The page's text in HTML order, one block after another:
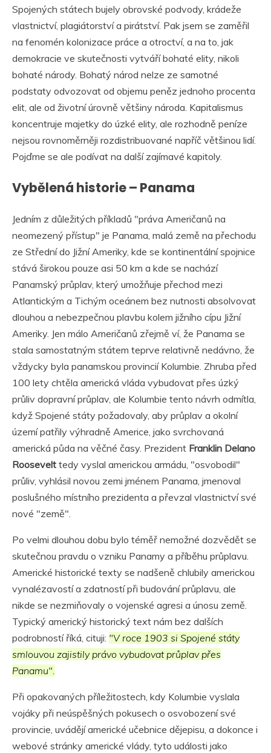
Spojených státech bujely obrovské podvody, krádeže
vlastnictví, plagiátorství a pirátství. Pak jsem se zaměřil
na fenomén kolonizace práce a otroctví, a na to, jak
demokracie ve skutečnosti vytváří bohaté elity, nikoli
bohaté národy. Bohatý národ nelze ze samotné
podstaty odvozovat od objemu peněz jednoho procenta
elit, ale od životní úrovně většiny národa. Kapitalismus
koncentruje majetky do úzké elity, ale rozhodně peníze
nejsou rovnoměrněji rozdistribuované napříč většinou lidí.
Pojďme se ale podívat na další zajímavé kapitoly.
Vybělená historie – Panama
Jedním z důležitých příkladů "práva Američanů na
neomezený přístup" je Panama, malá země na přechodu
ze Střední do Jižní Ameriky, kde se kontinentální spojnice
stává širokou pouze asi 50 km a kde se nachází
Panamský průplav, který umožňuje přechod mezi
Atlantickým a Tichým oceánem bez nutnosti absolvovat
dlouhou a nebezpečnou plavbu kolem jižního cípu Jižní
Ameriky. Jen málo Američanů zřejmě ví, že Panama se
stala samostatným státem teprve relativně nedávno, že
vždycky byla panamskou provincií Kolumbie. Zhruba před
100 lety chtěla americká vláda vybudovat přes úzký
průliv dopravní průplav, ale Kolumbie tento návrh odmítla,
když Spojené státy požadovaly, aby průplav a okolní
území patřily výhradně Americe, jako svrchovaná
americká půda na věčné časy. Prezident Franklin Delano
Roosevelt tedy vyslal americkou armádu, "osvobodil"
průliv, vyhlásil novou zemi jménem Panama, jmenoval
poslušného místního prezidenta a převzal vlastnictví své
nové "země".
Po velmi dlouhou dobu bylo téměř nemožné dozvědět se
skutečnou pravdu o vzniku Panamy a příběhu průplavu.
Americké historické texty se nadšeně chlubily americkou
vynalézavostí a zdatností při budování průplavu, ale
nikde se nezmiňovaly o vojenské agresi a únosu země.
Typický americký historický text nám bez dalších
podrobností říká, cituji: "V roce 1903 si Spojené státy
smlouvou zajistily právo vybudovat průplav přes
Panamu".
Při opakovaných příležitostech, kdy Kolumbie vyslala
vojáky při neúspěšných pokusech o osvobození své
provincie, uvádějí americké učebnice dějepisu, a dokonce i
webové stránky americké vlády, tyto události jako